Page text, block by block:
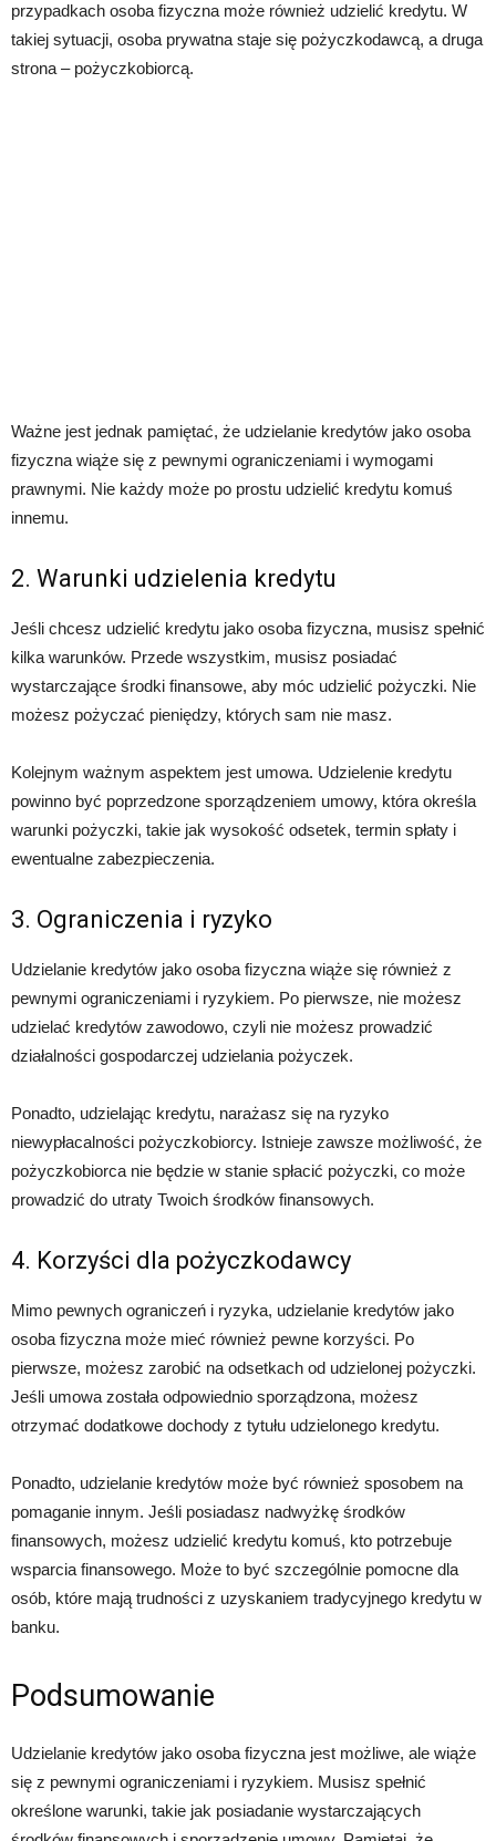
przypadkach osoba fizyczna może również udzielić kredytu. W
takiej sytuacji, osoba prywatna staje się pożyczkodawcą, a druga
strona – pożyczkobiorcą.
Ważne jest jednak pamiętać, że udzielanie kredytów jako osoba
fizyczna wiąże się z pewnymi ograniczeniami i wymogami
prawnymi. Nie każdy może po prostu udzielić kredytu komuś
innemu.
2. Warunki udzielenia kredytu
Jeśli chcesz udzielić kredytu jako osoba fizyczna, musisz spełnić
kilka warunków. Przede wszystkim, musisz posiadać
wystarczające środki finansowe, aby móc udzielić pożyczki. Nie
możesz pożyczać pieniędzy, których sam nie masz.
Kolejnym ważnym aspektem jest umowa. Udzielenie kredytu
powinno być poprzedzone sporządzeniem umowy, która określa
warunki pożyczki, takie jak wysokość odsetek, termin spłaty i
ewentualne zabezpieczenia.
3. Ograniczenia i ryzyko
Udzielanie kredytów jako osoba fizyczna wiąże się również z
pewnymi ograniczeniami i ryzykiem. Po pierwsze, nie możesz
udzielać kredytów zawodowo, czyli nie możesz prowadzić
działalności gospodarczej udzielania pożyczek.
Ponadto, udzielając kredytu, narażasz się na ryzyko
niewypłacalności pożyczkobiorcy. Istnieje zawsze możliwość, że
pożyczkobiorca nie będzie w stanie spłacić pożyczki, co może
prowadzić do utraty Twoich środków finansowych.
4. Korzyści dla pożyczkodawcy
Mimo pewnych ograniczeń i ryzyka, udzielanie kredytów jako
osoba fizyczna może mieć również pewne korzyści. Po
pierwsze, możesz zarobić na odsetkach od udzielonej pożyczki.
Jeśli umowa została odpowiednio sporządzona, możesz
otrzymać dodatkowe dochody z tytułu udzielonego kredytu.
Ponadto, udzielanie kredytów może być również sposobem na
pomaganie innym. Jeśli posiadasz nadwyżkę środków
finansowych, możesz udzielić kredytu komuś, kto potrzebuje
wsparcia finansowego. Może to być szczególnie pomocne dla
osób, które mają trudności z uzyskaniem tradycyjnego kredytu w
banku.
Podsumowanie
Udzielanie kredytów jako osoba fizyczna jest możliwe, ale wiąże
się z pewnymi ograniczeniami i ryzykiem. Musisz spełnić
określone warunki, takie jak posiadanie wystarczających